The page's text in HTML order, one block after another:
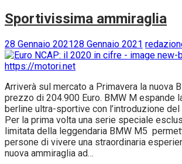
Sportivissima ammiraglia
28 Gennaio 202128 Gennaio 2021
Arriverà sul mercato a Primavera la nuova
prezzo di 204.900 Euro. BMW M espande
berline ultra-sportive con l’introduzione
Per la prima volta una serie speciale
limitata della leggendaria BMW M5
persone di vivere una straordinaria
nuova ammiraglia ad…